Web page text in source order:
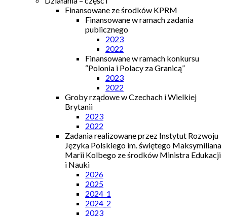
Finansowane ze środków KPRM
Finansowane w ramach zadania
publicznego
2023
2022
Finansowane w ramach konkursu
“Polonia i Polacy za Granicą”
2023
2022
Groby rządowe w Czechach i Wielkiej
Brytanii
2023
2022
Zadania realizowane przez Instytut Rozwoju
Języka Polskiego im. świętego Maksymiliana
Marii Kolbego ze środków Ministra Edukacji
i Nauki
2026
2025
2024_1
2024_2
2023